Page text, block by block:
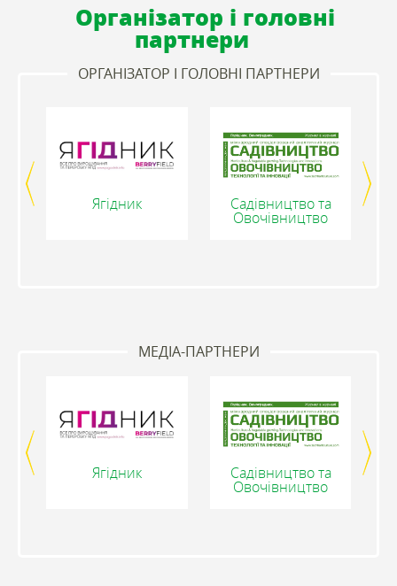
Організатор і головні
партнери
ОРГАНІЗАТОР І ГОЛОВНІ ПАРТНЕРИ
Ягідник Садівництво та
Овочівництво
МЕДІА-ПАРТНЕРИ
Ягідник Садівництво та
Овочівництво